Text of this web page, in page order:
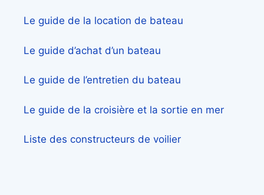
Le guide de la location de bateau
Le guide d’achat d’un bateau
Le guide de l’entretien du bateau
Le guide de la croisière et la sortie en mer
Liste des constructeurs de voilier